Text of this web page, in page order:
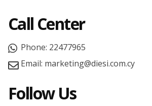
Call Center
Phone: 22477965
Email: marketing@diesi.com.cy
Follow Us